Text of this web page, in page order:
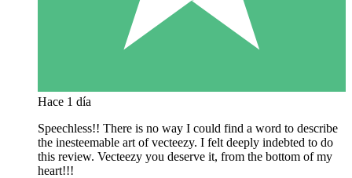
Hace 1 día
Speechless!! There is no way I could find a word to describe
the inesteemable art of vecteezy. I felt deeply indebted to do
this review. Vecteezy you deserve it, from the bottom of my
heart!!!